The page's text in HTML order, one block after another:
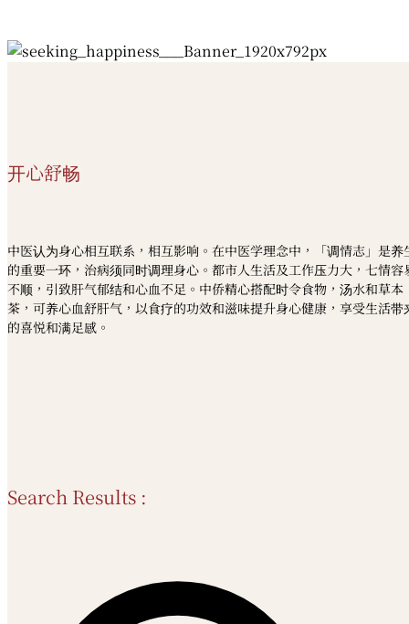
开心舒畅
中医认为身心相互联系，相互影响。在中医学理念中，「调情志」是养
的重要一环，治病须同时调理身心。都市人生活及工作压力大，七情容
不顺，引致肝气郁结和心血不足。中侨精心搭配时令食物，汤水和草本
茶，可养心血舒肝气，以食疗的功效和滋味提升身心健康，享受生活带
的喜悦和满足感。
Search Results :